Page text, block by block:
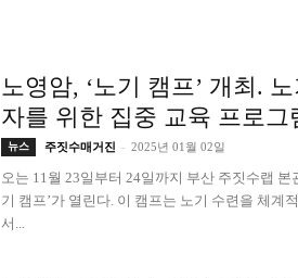
노영암, ‘노기 캠프’ 개최.
자를 위한 집중 교육 프로그
뉴스 주짓수매거진 - 2025년 01월 02일
오는 11월 23일부터 24일까지 부산 주짓수랩
기 캠프’가 열린다. 이 캠프는 노기 수련을 체계
서...